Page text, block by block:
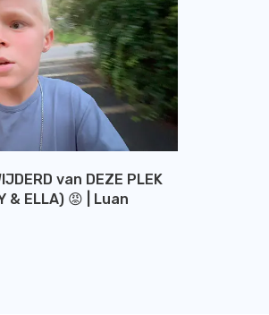
van DEZE PLEK
& ELLA) 😡 | Luan